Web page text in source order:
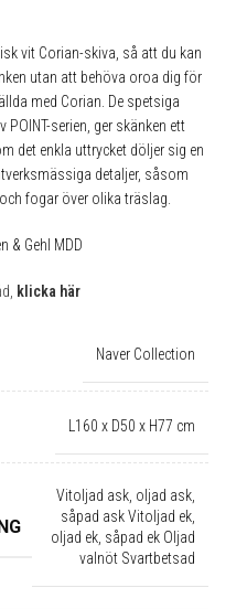
vit Corian-skiva, så att du kan
utan att behöva oroa dig för
med Corian. De spetsiga
serien, ger skänken ett
det enkla uttrycket döljer sig en
detaljer, såsom
fogar över olika träslag.
& Gehl MDD
klicka här
Naver Collection
L160 x D50 x H77 cm
Vitoljad ask, oljad ask,
såpad ask Vitoljad ek,
oljad ek, såpad ek Oljad
valnöt Svartbetsad